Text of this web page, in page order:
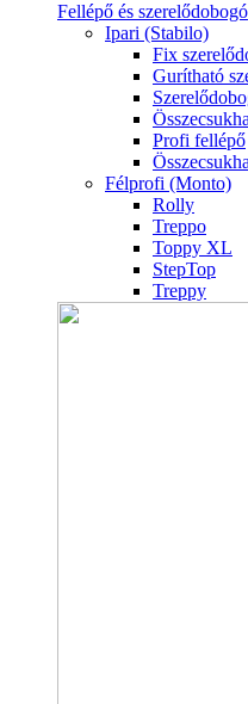
Fellépő és szerelődobogó
Ipari (Stabilo)
Fix
Gurítható
Profi fellépő
Félprofi (Monto)
Rolly
Treppo
Toppy XL
StepTop
Treppy